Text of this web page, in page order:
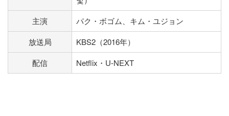
主演
パク・ボゴム、キム・ユジョン
放送局
KBS2（2016年）
配信
Netflix・U-NEXT